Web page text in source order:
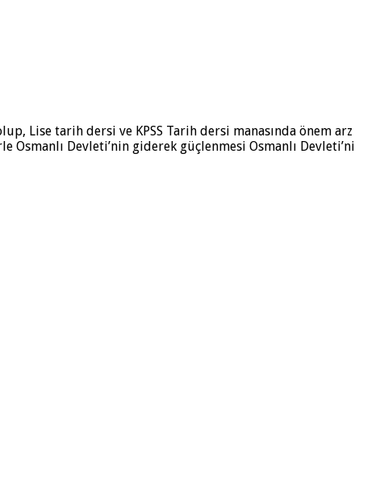
Lise tarih dersi ve KPSS Tarih dersi manasında önem arz
Osmanlı Devleti’nin giderek güçlenmesi Osmanlı Devleti’ni